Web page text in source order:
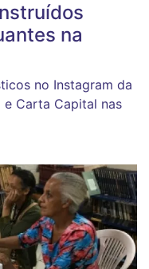
na
no Instagram da
e Carta Capital nas